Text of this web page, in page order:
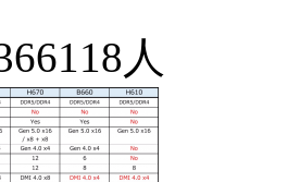
人